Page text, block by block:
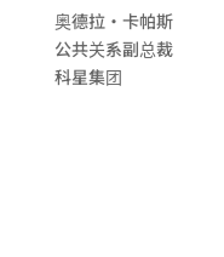
奥德拉·卡帕斯
公共关系副总裁
科星集团